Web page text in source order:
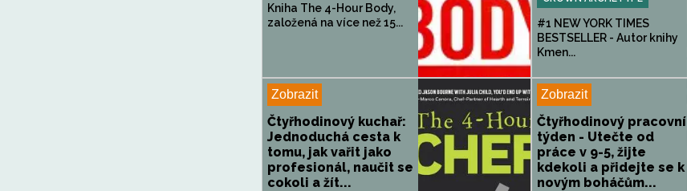
Kniha The 4-Hour Body,
založená na více než 15...
#1 NEW YORK TIMES
BESTSELLER - Autor knihy
Kmen...
Zobrazit
Čtyřhodinový kuchař:
Jednoduchá cesta k
tomu, jak vařit jako
profesionál, naučit se
cokoli a žít...
Zobrazit
Čtyřhodinový pracovní
týden - Utečte od
práce v 9-5, žijte
kdekoli a přidejte se k
novým boháčům...